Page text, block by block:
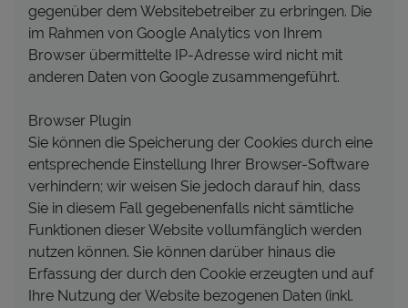
gegenüber dem Websitebetreiber zu erbringen. Die
im Rahmen von Google Analytics von Ihrem
Browser übermittelte IP-Adresse wird nicht mit
anderen Daten von Google zusammengeführt.
Browser Plugin
Sie können die Speicherung der Cookies durch eine
entsprechende Einstellung Ihrer Browser-Software
verhindern; wir weisen Sie jedoch darauf hin, dass
Sie in diesem Fall gegebenenfalls nicht sämtliche
Funktionen dieser Website vollumfänglich werden
nutzen können. Sie können darüber hinaus die
Erfassung der durch den Cookie erzeugten und auf
Ihre Nutzung der Website bezogenen Daten (inkl.